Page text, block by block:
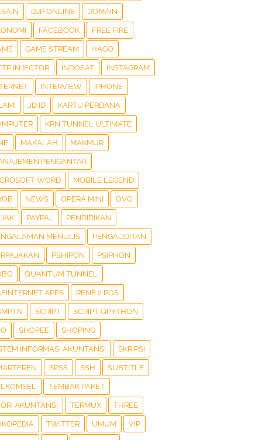
DJP ONLINE DOMAIN
FACEBOOK FREE FIRE
GAME STREAM HAGO
INJECTOR INDOSAT INSTAGRAM
INTERVIEW IPHONE
JD ID KARTU PERDANA
KPN TUNNEL ULTIMATE
MAKALAH MAKMUR
PENGANTAR
WORD MOBILE LEGEND
NEWS OPERA MINI OVO
PAYPAL PENDIDIKAN
MENULIS PENGAUDITAN
PSHIPON PSIPHON
QUANTUM TUNNEL
APPS RENE 2 POS
SCRIPT SCRIPT QPYTHON
SHOPEE SHOPING
INFORMASI AKUNTANSI SKRIPSI
SPSS SSH SUBTITLE
TEMBAK PAKET
AKUNTANSI TERMUX THREE
TWITTER UMUM VIP